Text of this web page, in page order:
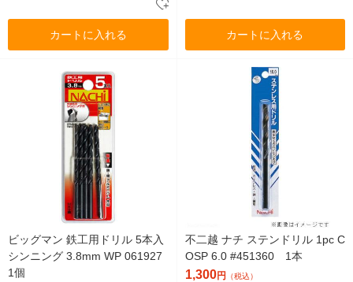
カートに入れる カートに入れる
ビッグマン 鉄工用ドリル 5本入
シンニング 3.8mm WP 061927
1個
不二越 ナチ ステンドリル 1pc C
OSP 6.0 #451360 1本
1,300円 （税込）